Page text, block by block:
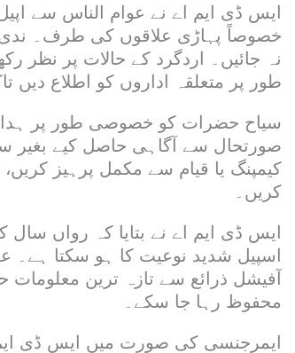
ایس ڈی ایم اے نے عوام الناس سے
خصوصاً پہاڑی علاقوں کی طرف۔ ندی
نہ جائیں۔ اردگرد کے حالات پر
طور پر متعلقہ اداروں کو اطلاع دیں
سیاح حضرات کو خصوصی طور پر
صورتحال سے آگاہی حاصل کیے بغیر
کیمپنگ یا قیام سے مکمل پرہیز
کریں۔
اسپیل شدید نوعیت کا ہو سکتا ہے۔
آفیشل ذرائع سے تازہ ترین
محفوظ رہا جا سکے۔